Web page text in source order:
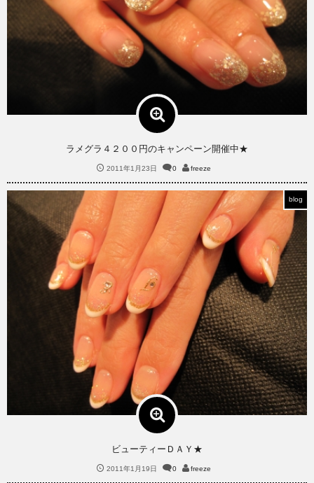
ラメグラ４２００円のキャンペーン開催中★
2011年1月23日 0 freeze
ビューティーＤＡＹ★
2011年1月19日
blog
0 freeze